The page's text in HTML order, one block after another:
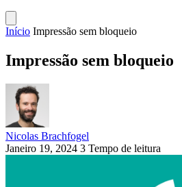
Início Impressão sem bloqueio
Impressão sem bloqueio
Nicolas Brachfogel
Janeiro 19, 2024 3 Tempo de leitura